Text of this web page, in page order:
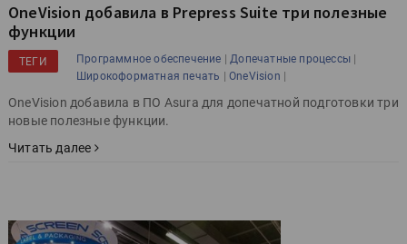
OneVision добавила в Prepress Suite три полезные
функции
ТЕГИ Программное обеспечение | Допечатные процессы |
Широкоформатная печать |OneVision |
OneVision добавила в ПО Asura для допечатной подготовки три
новые полезные функции.
Читать далее